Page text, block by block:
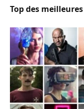
Top des